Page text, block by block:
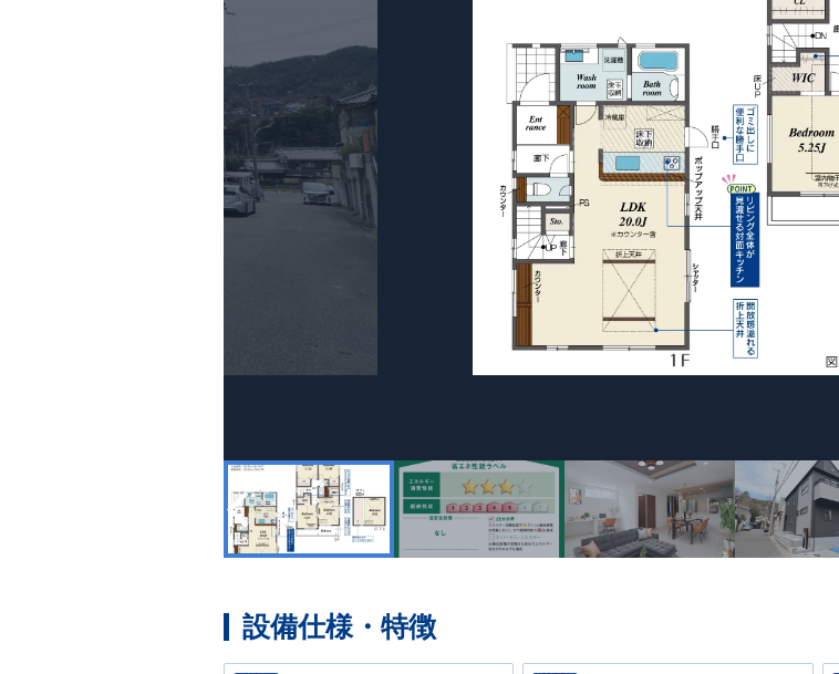
設備仕様・特徴